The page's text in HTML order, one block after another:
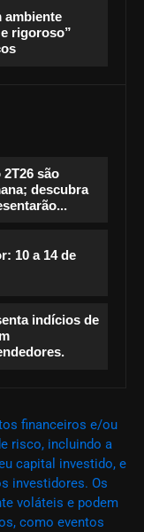
ambiente
rigoroso”
são
descubra
10 a 14 de
indícios de
financeiros e/ou
risco, incluindo a
capital investido, e
investidores. Os
voláteis e podem
como eventos